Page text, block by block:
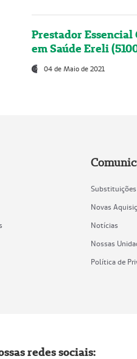
Prestador Essencial
em Saúde Ereli
04 de Maio de 2021
Substituições
Novas
Notícias
Nossas
Política de
redes sociais: